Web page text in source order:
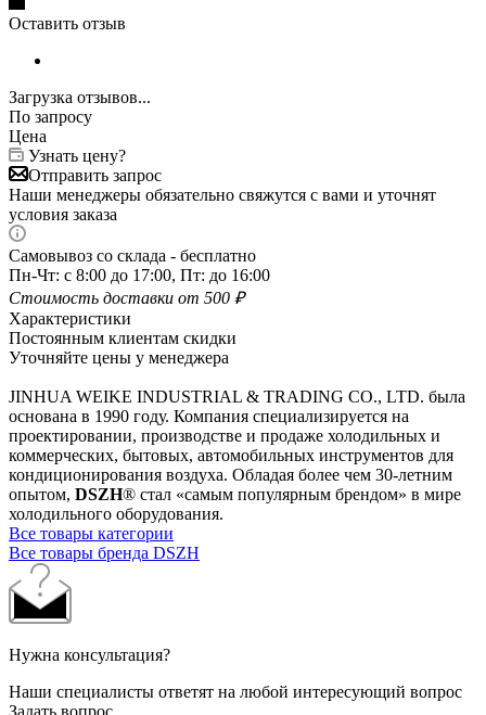
Оставить отзыв
Загрузка отзывов...
По запросу
Цена
Узнать цену?
Отправить запрос
Наши менеджеры обязательно свяжутся с вами и уточнят
условия заказа
Самовывоз со склада - бесплатно
Пн-Чт: с 8:00 до 17:00, Пт: до 16:00
Стоимость доставки от 500 ₽
Характеристики
Постоянным клиентам скидки
Уточняйте цены у менеджера
JINHUA WEIKE INDUSTRIAL & TRADING CO., LTD. была
основана в 1990 году. Компания специализируется на
проектировании, производстве и продаже холодильных и
коммерческих, бытовых, автомобильных инструментов для
кондиционирования воздуха. Обладая более чем 30-летним
опытом, DSZH® стал «самым популярным брендом» в мире
холодильного оборудования.
Все товары категории
Все товары бренда DSZH
Нужна консультация?
Наши специалисты ответят на любой интересующий вопрос
Задать вопрос